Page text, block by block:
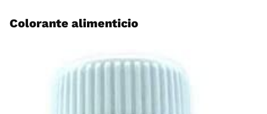
Colorante alimenticio